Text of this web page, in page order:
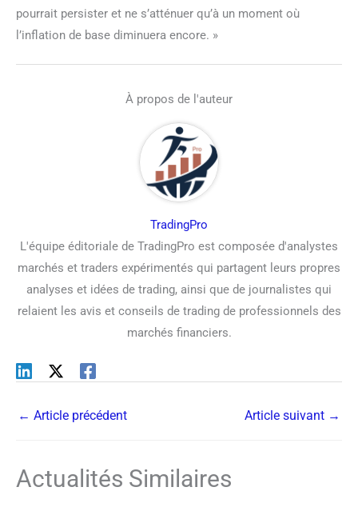
pourrait persister et ne s’atténuer qu’à un moment où
l’inflation de base diminuera encore. »
À propos de l'auteur
TradingPro
L'équipe éditoriale de TradingPro est composée d'analystes
marchés et traders expérimentés qui partagent leurs propres
analyses et idées de trading, ainsi que de journalistes qui
relaient les avis et conseils de trading de professionnels des
marchés financiers.
← Article précédent Article suivant →
Actualités Similaires